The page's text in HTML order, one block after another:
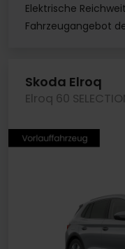
Elektrische
Fahrzeugangebot
Skoda Elroq
Elroq 60